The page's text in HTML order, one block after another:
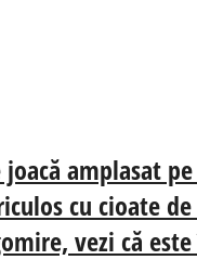
amplasat
cu cioate
vezi că